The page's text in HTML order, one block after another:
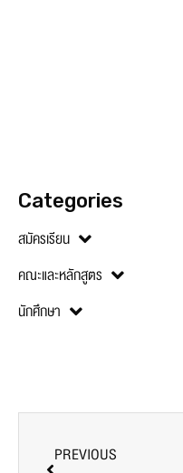
Categories
สมัครเรียน
คณะและหลักสูตร
นักศึกษา
PREVIOUS